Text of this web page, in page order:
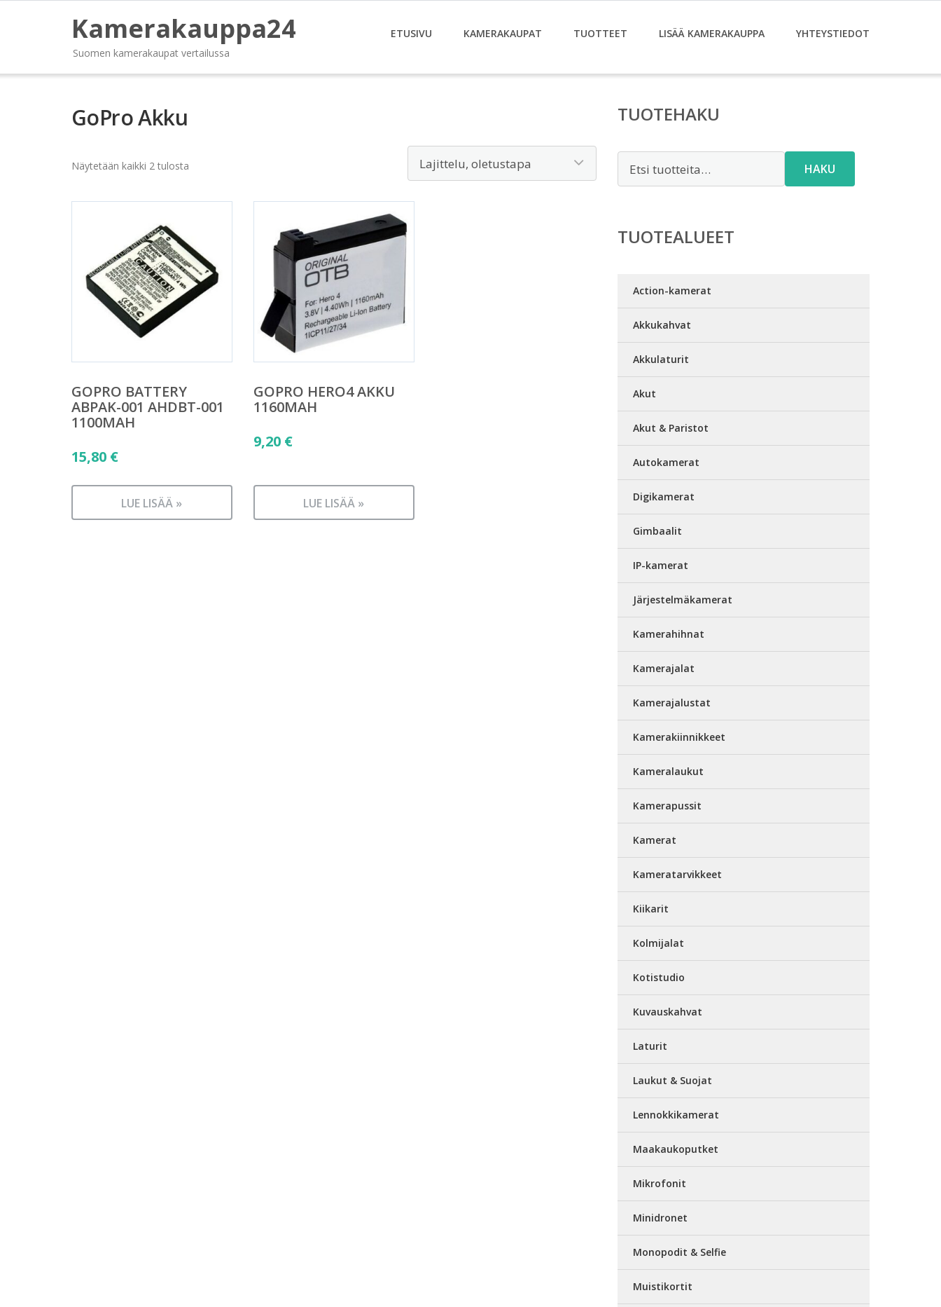
Kamerakauppa24
Suomen kamerakaupat vertailussa
ETUSIVU KAMERAKAUPAT TUOTTEET LISÄÄ KAMERAKAUPPA YHTEYSTIEDOT
GoPro Akku
Näytetään kaikki 2 tulosta
GOPRO BATTERY
ABPAK-001 AHDBT-001
1100MAH
15,80 €
LUE LISÄÄ »
GOPRO HERO4 AKKU
1160MAH
9,20 €
LUE LISÄÄ »
TUOTEHAKU
HAKU
TUOTEALUEET
Action-kamerat
Akkukahvat
Akkulaturit
Akut
Akut & Paristot
Autokamerat
Digikamerat
Gimbaalit
IP-kamerat
Järjestelmäkamerat
Kamerahihnat
Kamerajalat
Kamerajalustat
Kamerakiinnikkeet
Kameralaukut
Kamerapussit
Kamerat
Kameratarvikkeet
Kiikarit
Kolmijalat
Kotistudio
Kuvauskahvat
Laturit
Laukut & Suojat
Lennokkikamerat
Maakaukoputket
Mikrofonit
Minidronet
Monopodit & Selfie
Muistikortit